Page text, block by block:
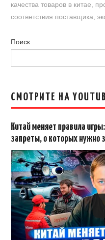
качества товаров в китае
соответствия поставщика ,
Поиск
СМОТРИТЕ НА
Китай меняет правила
запреты, о которых нужно